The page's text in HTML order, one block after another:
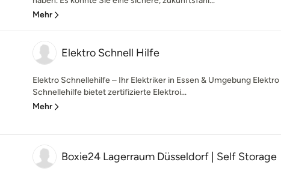
Mehr
Elektro Schnell Hilfe
Elektro Schnellehilfe – Ihr Elektriker in Essen & Umgebung Elektro
Schnellehilfe bietet zertifizierte Elektroi...
Mehr
Boxie24 Lagerraum Düsseldorf | Self Storage